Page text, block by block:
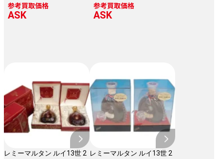
参考買取価格
ASK
参考買取価格
ASK
レミーマルタン ルイ13世 2 レミーマルタン ルイ13世 2